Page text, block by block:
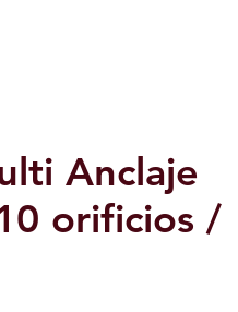
Anclaje
orificios /